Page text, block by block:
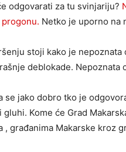
odgovarati za tu svinjariju?
Netko je uporno na
stoji kako je
deblokade. Nepoznata
se jako dobro tko je
Kome će Grad
, građanima Makarske kroz